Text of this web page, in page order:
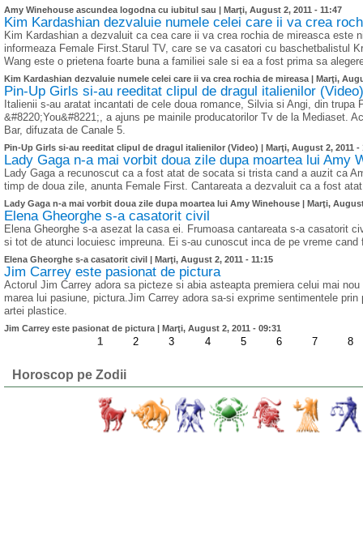
Amy Winehouse ascundea logodna cu iubitul sau | Marţi, August 2, 2011 - 11:47
Kim Kardashian dezvaluie numele celei care ii va crea
Kim Kardashian a dezvaluit ca cea care ii va crea rochia de mireasca este
informeaza Female First.Starul TV, care se va casatori cu baschetbalistul
Wang este o prietena foarte buna a familiei sale si ea a fost prima sa
Kim Kardashian dezvaluie numele celei care ii va crea rochia de mireasa | Marţi,
Pin-Up Girls si-au reeditat clipul de dragul italienilor (Video)
Italienii s-au aratat incantati de cele doua romance, Silvia si Angi, din
&#8220;You&#8221;, a ajuns pe mainile producatorilor Tv de la Mediaset.
Bar, difuzata de Canale 5.
Pin-Up Girls si-au reeditat clipul de dragul italienilor (Video) | Marţi, August 2, 2011 -
Lady Gaga n-a mai vorbit doua zile dupa moartea lui Amy
Lady Gaga a recunoscut ca a fost atat de socata si trista cand a auzit ca
timp de doua zile, anunta Female First. Cantareata a dezvaluit ca a fost
Lady Gaga n-a mai vorbit doua zile dupa moartea lui Amy Winehouse | Marţi,
Elena Gheorghe s-a casatorit civil
Elena Gheorghe s-a asezat la casa ei. Frumoasa cantareata s-a casatorit
si tot de atunci locuiesc impreuna. Ei s-au cunoscut inca de pe vreme cand
Elena Gheorghe s-a casatorit civil | Marţi, August 2, 2011 - 11:15
Jim Carrey este pasionat de pictura
Actorul Jim Carrey adora sa picteze si abia asteapta premiera celui mai
marea lui pasiune, pictura.Jim Carrey adora sa-si exprime sentimentele
artei plastice.
Jim Carrey este pasionat de pictura | Marţi, August 2, 2011 - 09:31
1 2 3 4 5 6 7 8
Horoscop pe Zodii